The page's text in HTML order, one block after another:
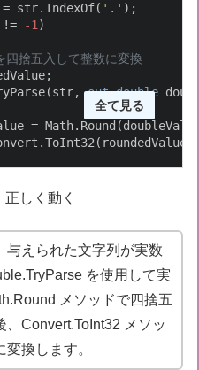
全て見る
= str.IndexOf( '.' );
!= -1 )
捨五入して整数に変換
out double
=
しく動く
与えられた文字列が実数
を使用して実
メソッドで四捨五
、Convert.ToInt32 メソッ
変換します。